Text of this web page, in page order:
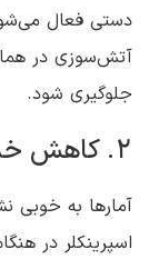
دستی فعال
آتش‌سوزی در
جلوگیری شود.
2. کاهش خسارات مالی و جانی
آمارها به خوبی
اسپرینکلر در